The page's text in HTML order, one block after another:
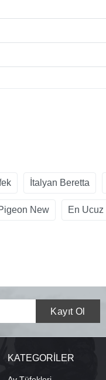
İtalyan Beretta
New En Ucuz
KATEGORİLER